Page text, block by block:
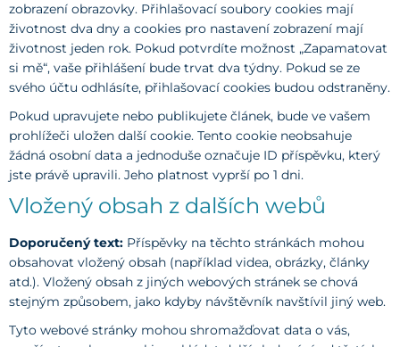
zobrazení obrazovky. Přihlašovací soubory cookies mají
životnost dva dny a cookies pro nastavení zobrazení mají
životnost jeden rok. Pokud potvrdíte možnost „Zapamatovat
si mě“, vaše přihlášení bude trvat dva týdny. Pokud se ze
svého účtu odhlásíte, přihlašovací cookies budou odstraněny.
Pokud upravujete nebo publikujete článek, bude ve vašem
prohlížeči uložen další cookie. Tento cookie neobsahuje
žádná osobní data a jednoduše označuje ID příspěvku, který
jste právě upravili. Jeho platnost vyprší po 1 dni.
Vložený obsah z dalších webů
Doporučený text: Příspěvky na těchto stránkách mohou
obsahovat vložený obsah (například videa, obrázky, články
atd.). Vložený obsah z jiných webových stránek se chová
stejným způsobem, jako kdyby návštěvník navštívil jiný web.
Tyto webové stránky mohou shromažďovat data o vás,